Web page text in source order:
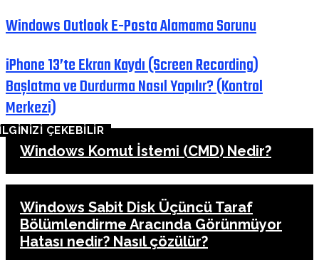
Windows Outlook E-Posta Alamama Sorunu
iPhone 13’te Ekran Kaydı (Screen Recording)
Başlatma ve Durdurma Nasıl Yapılır? (Kontrol
Merkezi)
ÇEKEBİLİR
Windows Komut İstemi (CMD) Nedir?
Windows Sabit Disk Üçüncü Taraf
Bölümlendirme Aracında Görünmüyor
Hatası nedir? Nasıl çözülür?